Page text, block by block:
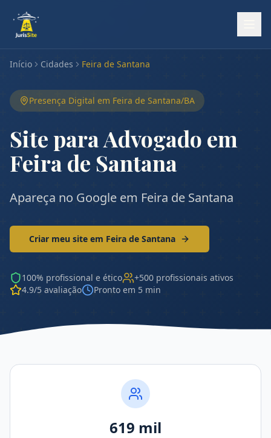
Início Cidades Feira de Santana
Presença Digital em Feira de Santana/BA
Site para Advogado em
Feira de Santana
Apareça no Google em Feira de Santana
Criar meu site em Feira de Santana
100% profissional e ético
+500 profissionais ativos
4.9/5 avaliação
Pronto em 5 min
619 mil